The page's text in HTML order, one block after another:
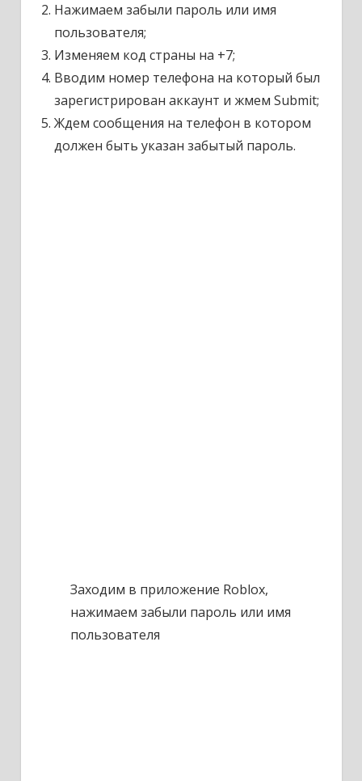
Нажимаем забыли пароль или имя
пользователя;
Изменяем код страны на +7;
Вводим номер телефона на который был
зарегистрирован аккаунт и жмем Submit;
Ждем сообщения на телефон в котором
должен быть указан забытый пароль.
Заходим в приложение Roblox,
нажимаем забыли пароль или имя
пользователя